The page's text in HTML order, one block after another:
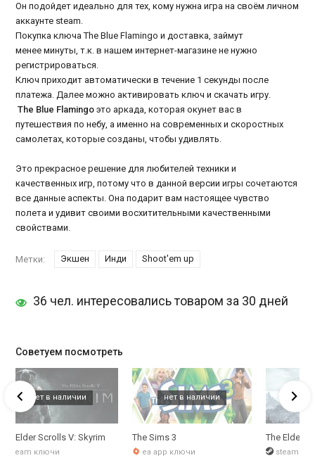
Он подойдет идеально для тех, кому нужна игра на своём личном
аккаунте steam.
Покупка ключа The Blue Flamingo и доставка, займут
менее минуты, т.к. в нашем интернет-магазине не нужно
регистрироваться.
Ключ приходит автоматически в течение 1 секунды после
платежа. Далее можно активировать ключ и скачать игру.
The Blue Flamingo это аркада, которая окунет вас в
путешествия по небу, а именно на современных и скоростных
самолетах, которые созданы, чтобы удивлять.
Это прекрасное решение для любителей техники и
качественных игр, потому что в данной версии игры сочетаются
все данные аспекты. Она подарит вам настоящее чувство
полета и удивит своими восхитительными качественными
свойствами.
Метки: Экшен Инди Shoot'em up
36 чел. интересовались товаром за 30 дней
Советуем посмотреть
Elder Scrolls V: Skyrim
steam ключи
The Sims 3
ea app ключи
The Elder
steam